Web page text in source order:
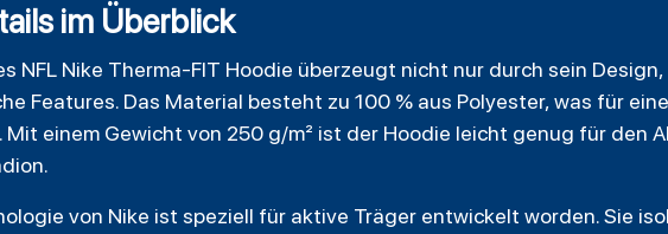
im Überblick
NFL Nike Therma-FIT Hoodie überzeugt nicht nur durch sein
Features. Das Material besteht zu 100 % aus Polyester, was für
einem Gewicht von 250 g/m² ist der Hoodie leicht genug für den
von Nike ist speziell für aktive Träger entwickelt worden. Sie